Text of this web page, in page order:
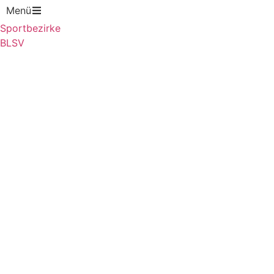
Zum
Inhalt
springen
Menü
Sportbezirke
BLSV